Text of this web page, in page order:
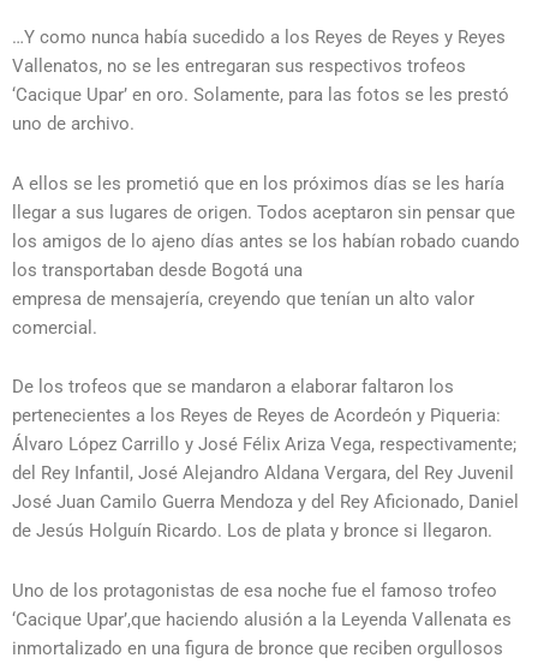
…Y como nunca había sucedido a los Reyes de Reyes y Reyes
Vallenatos, no se les entregaran sus respectivos trofeos
‘Cacique Upar’ en oro. Solamente, para las fotos se les prestó
uno de archivo.
A ellos se les prometió que en los próximos días se les haría
llegar a sus lugares de origen. Todos aceptaron sin pensar que
los amigos de lo ajeno días antes se los habían robado cuando
los transportaban desde Bogotá una
empresa de mensajería, creyendo que tenían un alto valor
comercial.
De los trofeos que se mandaron a elaborar faltaron los
pertenecientes a los Reyes de Reyes de Acordeón y Piqueria:
Álvaro López Carrillo y José Félix Ariza Vega, respectivamente;
del Rey Infantil, José Alejandro Aldana Vergara, del Rey Juvenil
José Juan Camilo Guerra Mendoza y del Rey Aficionado, Daniel
de Jesús Holguín Ricardo. Los de plata y bronce si llegaron.
Uno de los protagonistas de esa noche fue el famoso trofeo
‘Cacique Upar’,que haciendo alusión a la Leyenda Vallenata es
inmortalizado en una figura de bronce que reciben orgullosos